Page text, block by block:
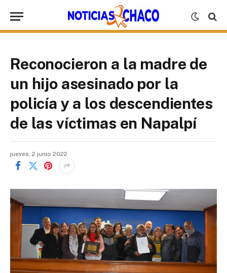
Reconocieron a la madre de
un hijo asesinado por la
policía y a los descendientes
de las víctimas en Napalpí
jueves, 2 junio 2022